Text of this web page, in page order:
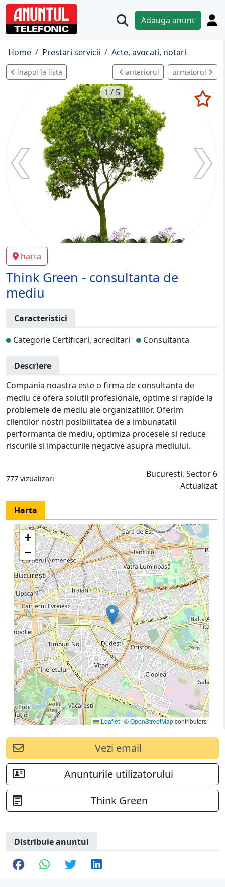
Adauga anunt
Home Prestari servicii Acte, avocati, notari
inapoi la lista anteriorul urmatorul
1 / 5
harta
Think Green - consultanta de
mediu
Caracteristici
Categorie Certificari, acreditari
Consultanta
Descriere
Compania noastra este o firma de consultanta de
mediu ce ofera solutii profesionale, optime si rapide la
problemele de mediu ale organizatiilor. Oferim
clientilor nostri posibilitatea de a imbunatatii
performanta de mediu, optimiza procesele si reduce
riscurile si impacturile negative asupra mediului.
777 vizualizari
Bucuresti, Sector 6
Actualizat
Harta
+
−
Leaflet|©OpenStreetMapcontributors
Vezi email
Anunturile utilizatorului
Think Green
Distribuie anuntul